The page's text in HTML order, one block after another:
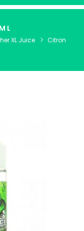
XL Juice
Citron